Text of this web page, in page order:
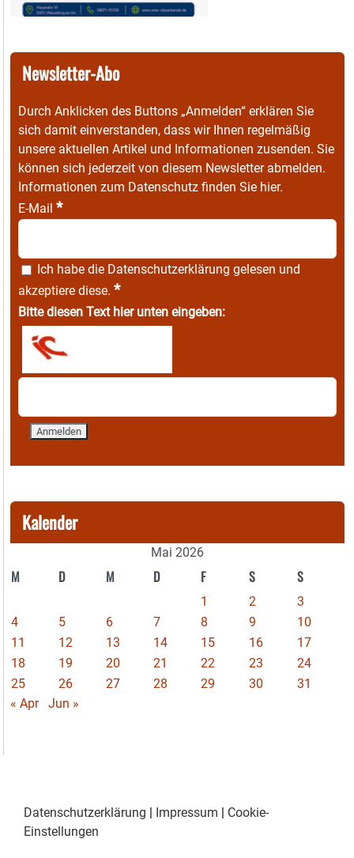
Newsletter-Abo
Durch Anklicken des Buttons „Anmelden“ erklären Sie
sich damit einverstanden, dass wir Ihnen regelmäßig
unsere aktuellen Artikel und Informationen zusenden. Sie
können sich jederzeit von diesem Newsletter abmelden.
Informationen zum Datenschutz finden Sie hier.
E-Mail *
Ich habe die Datenschutzerklärung gelesen und
akzeptiere diese. *
Bitte diesen Text hier unten eingeben:
Kalender
Mai 2026
M D M D F S S
1 2
3
4
5 6 7 8 9
10
11
12 13 14 15 16
17
18
19 20 21 22 23
24
25
26 27 28 29 30
31
« Apr
Jun »
Datenschutzerklärung | Impressum | Cookie-
Einstellungen